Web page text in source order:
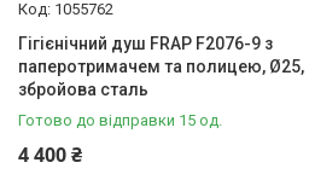
На виріб 6
Настінний
Поворотний вилив
Ні
1055762
Гігієнічний душ FRAP F2076-9 з
паперотримачем та полицею, Ø25,
збройова сталь
Готово до відправки 15 од.
4 400 ₴